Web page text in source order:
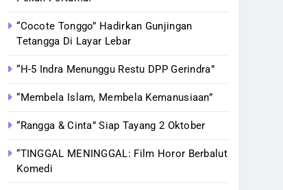
“Cocote Tonggo” Hadirkan Gunjingan
Tetangga Di Layar Lebar
“H-5 Indra Menunggu Restu DPP Gerindra”
“Membela Islam, Membela Kemanusiaan”
“Rangga & Cinta” Siap Tayang 2 Oktober
“TINGGAL MENINGGAL: Film Horor Berbalut
Komedi